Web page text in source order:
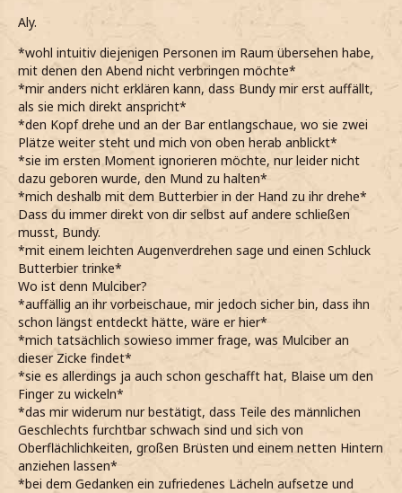
Aly.
*wohl intuitiv diejenigen Personen im Raum übersehen habe,
mit denen den Abend nicht verbringen möchte*
*mir anders nicht erklären kann, dass Bundy mir erst auffällt,
als sie mich direkt anspricht*
*den Kopf drehe und an der Bar entlangschaue, wo sie zwei
Plätze weiter steht und mich von oben herab anblickt*
*sie im ersten Moment ignorieren möchte, nur leider nicht
dazu geboren wurde, den Mund zu halten*
*mich deshalb mit dem Butterbier in der Hand zu ihr drehe*
Dass du immer direkt von dir selbst auf andere schließen
musst, Bundy.
*mit einem leichten Augenverdrehen sage und einen Schluck
Butterbier trinke*
Wo ist denn Mulciber?
*auffällig an ihr vorbeischaue, mir jedoch sicher bin, dass ihn
schon längst entdeckt hätte, wäre er hier*
*mich tatsächlich sowieso immer frage, was Mulciber an
dieser Zicke findet*
*sie es allerdings ja auch schon geschafft hat, Blaise um den
Finger zu wickeln*
*das mir widerum nur bestätigt, dass Teile des männlichen
Geschlechts furchtbar schwach sind und sich von
Oberflächlichkeiten, großen Brüsten und einem netten Hintern
anziehen lassen*
*bei dem Gedanken ein zufriedenes Lächeln aufsetze und